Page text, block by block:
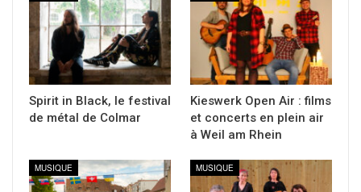
Spirit in Black, le festival
de métal de Colmar
Kieswerk Open Air : films
et concerts en plein air
à Weil am Rhein
MUSIQUE MUSIQUE